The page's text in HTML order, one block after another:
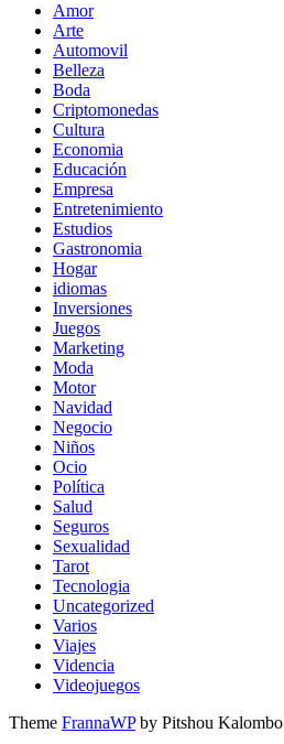
Amor
Arte
Automovil
Belleza
Boda
Criptomonedas
Cultura
Economia
Educación
Empresa
Entretenimiento
Estudios
Gastronomia
Hogar
idiomas
Inversiones
Juegos
Marketing
Moda
Motor
Navidad
Negocio
Niños
Ocio
Política
Salud
Seguros
Sexualidad
Tarot
Tecnologia
Uncategorized
Varios
Viajes
Videncia
Videojuegos
Theme FrannaWPby Pitshou Kalombo